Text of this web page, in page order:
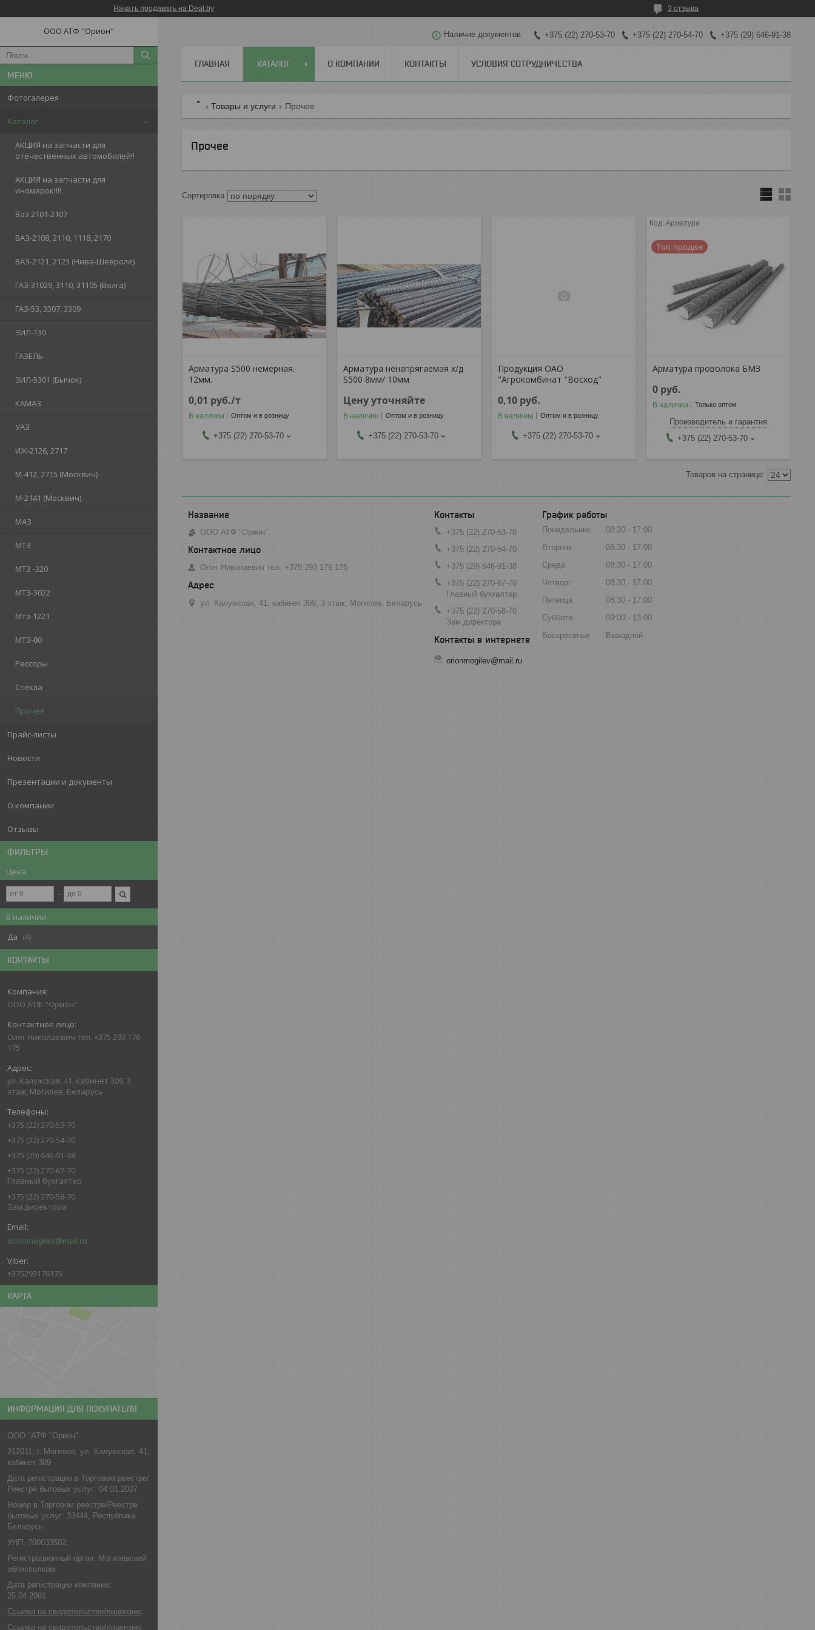
Начать продавать на Deal.by 3 отзыва
ООО АТФ "Орион"
Фотогалерея
Каталог
АКЦИЯ на запчасти для
отечественных автомобилей!!
АКЦИЯ на запчасти для
иномарок!!!!
Ваз 2101-2107
ВАЗ-2108, 2110, 1118, 2170
ВАЗ-2121, 2123 (Нива-Шевроле)
ГАЗ-31029, 3110, 31105 (Волга)
ГАЗ-53, 3307, 3309
ЗИЛ-130
ГАЗЕЛЬ
ЗИЛ-5301 (Бычок)
КАМАЗ
УАЗ
ИЖ-2126, 2717
М-412, 2715 (Москвич)
М-2141 (Москвич)
МАЗ
МТЗ
МТЗ -320
МТЗ-3022
Мтз-1221
МТЗ-80
Рессоры
Стекла
Прочее
Прайс-листы
Новости
Презентации и документы
О компании
Отзывы
ФИЛЬТРЫ
Цена
В наличии
Да
4
КОНТАКТЫ
ООО АТФ "Орион"
Олег Николаевич тел. +375 293 176
175
ул. Калужская, 41, кабинет 309, 3
этаж, Могилев, Беларусь
+375 (22) 270-53-70
+375 (22) 270-54-70
+375 (29) 646-91-38
+375 (22) 270-67-70
Главный бухгалтер
+375 (22) 270-58-70
Зам.директора
orionmogilev@mail.ru
+375293176175
КАРТА
ИНФОРМАЦИЯ ДЛЯ ПОКУПАТЕЛЯ
ООО "АТФ "Орион"
212011, г. Могилев, ул. Калужская, 41,
кабинет 309
Дата регистрации в Торговом реестре/
Реестре бытовых услуг: 04.01.2007
Номер в Торговом реестре/Реестре
бытовых услуг: 33444, Республика
Беларусь
УНП: 700033502
Регистрационный орган: Могилевский
облисполком
Дата регистрации компании:
25.04.2001
Ссылка на свидетельство/лицензию
Ссылка на свидетельство/лицензию
Наличие документов +375 (22) 270-53-70 +375 (22) 270-54-70 +375 (29) 646-91-38
ГЛАВНАЯ КАТАЛОГ О КОМПАНИИ КОНТАКТЫ УСЛОВИЯ СОТРУДНИЧЕСТВА
Товары и услуги Прочее
Прочее
Арматура S500 немерная.
12мм.
0,01 руб./т
В наличии Оптом и в розницу
+375 (22) 270-53-70
Арматура ненапрягаемая х/д
S500 8мм/ 10мм
Цену уточняйте
В наличии Оптом и в розницу
+375 (22) 270-53-70
Продукция ОАО
"Агрокомбинат "Восход"
0,10 руб.
В наличии Оптом и в розницу
+375 (22) 270-53-70
Арматура
Топ продаж
Арматура проволока БМЗ
0 руб.
В наличии Только оптом
Производитель и гарантия
+375 (22) 270-53-70
ООО АТФ "Орион"
Олег Николаевич тел. +375 293 176 175
ул. Калужская, 41, кабинет 309, 3 этаж, Могилев, Беларусь
+375 (22) 270-53-70
+375 (22) 270-54-70
+375 (29) 646-91-38
+375 (22) 270-67-70
Главный бухгалтер
+375 (22) 270-58-70
Зам.директора
orionmogilev@mail.ru
График работы
Понедельник 08:30
17:00
Вторник
08:30
17:00
Среда
08:30
17:00
Четверг
08:30
17:00
Пятница
08:30
17:00
Суббота
09:00
13:00
Воскресенье
Выходной